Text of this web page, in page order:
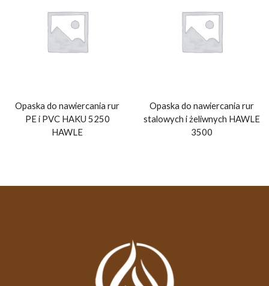
Opaska do nawiercania rur
PE i PVC HAKU 5250
HAWLE
Opaska do nawiercania rur
stalowych i żeliwnych HAWLE
3500